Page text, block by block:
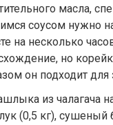
масла,
соусом нужно
на несколько
но
он подходит для
из чалагача
(0,5 кг),